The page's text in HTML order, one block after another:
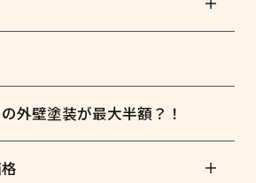
外壁塗装が最大半額？！